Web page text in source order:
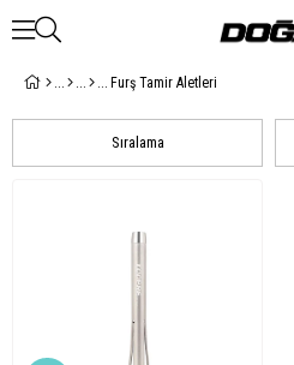
Furş Tamir Aletleri
Sıralama